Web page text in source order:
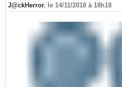
J@ckHerror, le 14/11/2018 à 18h18